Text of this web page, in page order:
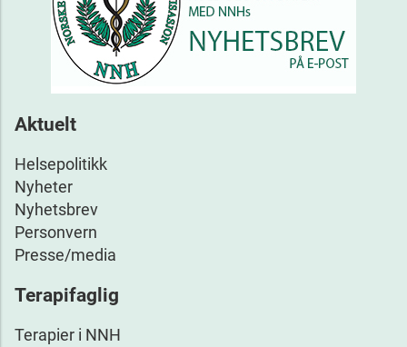
Aktuelt
Helsepolitikk
Nyheter
Nyhetsbrev
Personvern
Presse/media
Terapifaglig
Terapier i NNH